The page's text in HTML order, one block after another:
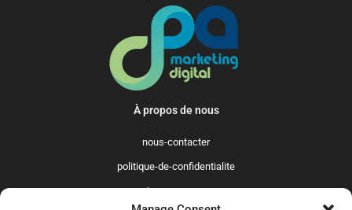
À propos de nous
nous-contacter
politique-de-confidentialite
qui-sommes-nous